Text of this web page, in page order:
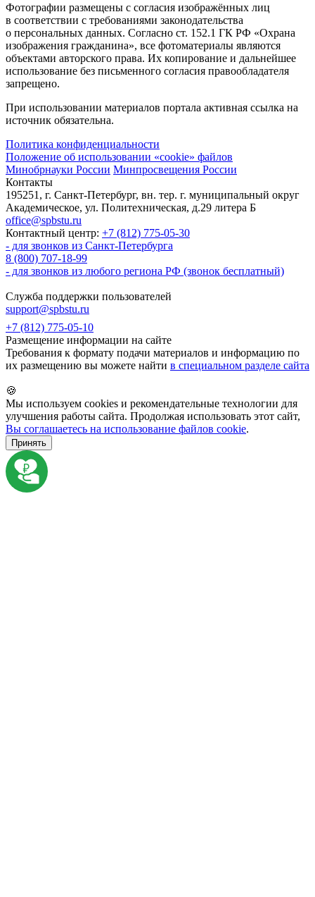
Фотографии размещены с согласия изображённых лиц
в соответствии с требованиями законодательства
о персональных данных. Согласно ст. 152.1 ГК РФ «Охрана
изображения гражданина», все фотоматериалы являются
объектами авторского права. Их копирование и дальнейшее
использование без письменного согласия правообладателя
запрещено.
При использовании материалов портала активная ссылка на
источник обязательна.
Политика конфиденциальности
Положение об использовании «cookie» файлов
Минобрнауки России Минпросвещения России
Контакты
195251, г. Санкт-Петербург, вн. тер. г. муниципальный округ
Академическое, ул. Политехническая, д.29 литера Б
office@spbstu.ru
Контактный центр: +7 (812) 775-05-30
- для звонков из Санкт-Петербурга
8 (800) 707-18-99
- для звонков из любого региона РФ (звонок бесплатный)
Служба поддержки пользователей
support@spbstu.ru
+7 (812) 775-05-10
Размещение информации на сайте
Требования к формату подачи материалов и информацию по
их размещению вы можете найти в специальном разделе сайта
🍪
Мы используем cookies и рекомендательные технологии для
улучшения работы сайта. Продолжая использовать этот сайт,
Вы соглашаетесь на использование файлов cookie.
Принять